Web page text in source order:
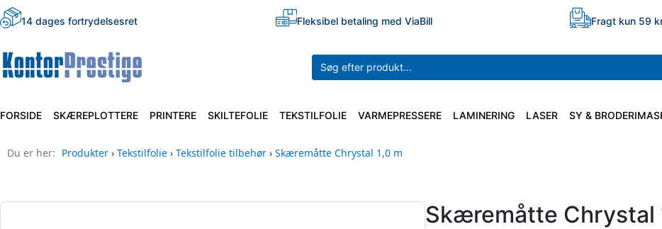
14 dages fortrydelsesret Fleksibel betaling med ViaBill Fragt kun 59
FORSIDE SKÆREPLOTTERE PRINTERE SKILTEFOLIE TEKSTILFOLIE VARMEPRESSERE LAMINERING LASER SY &
Du er her: Produkter › Tekstilfolie › Tekstilfolie tilbehør › Skæremåtte Chrystal 1,0 m
Skæremåtte Chrystal